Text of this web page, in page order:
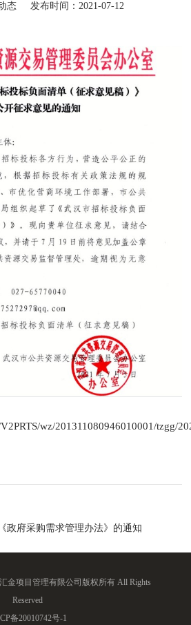
态 发布时间：2021-07-12
wz/201311080946010001/tzgg/
政府采购需求管理办法》的通知
金项目管理有限公司版权所有 All Rights
Reserved
备20010742号-1